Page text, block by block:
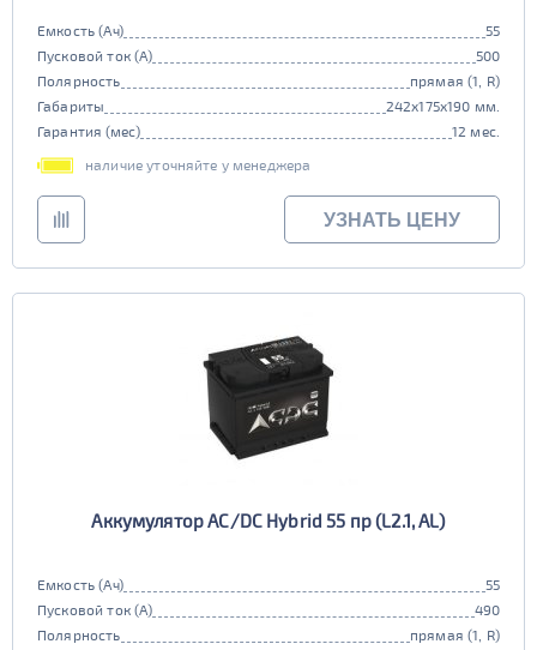
Емкость (Ач)
55
Пусковой ток (А)
500
Полярность
прямая (1, R)
Габариты
242x175x190 мм.
Гарантия (мес)
12 мес.
наличие уточняйте у менеджера
УЗНАТЬ ЦЕНУ
Аккумулятор AC/DC Hybrid 55 пр (L2.1, AL)
Емкость (Ач)
55
Пусковой ток (А)
490
Полярность
прямая (1, R)